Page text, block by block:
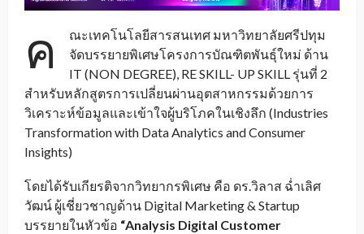
ค
ณะเทคโนโลยีสารสนเทศ มหาวิทยาลัยศรีปทุม
จัดบรรยายพิเศษโครงการบัณฑิตพันธุ์ใหม่ ด้าน
IT (NON DEGREE), RE SKILL- UP SKILL รุ่นที่ 2
สำหรับหลักสูตรการเปลี่ยนผ่านอุตสาหกรรมด้วยการ
วิเคราะห์ข้อมูลและเข้าใจผู้บริโภคในเชิงลึก (Industries
Transformation with Data Analytics and Consumer
Insights)
โดยได้รับเกียรติจากวิทยากรพิเศษ คือ ดร.วิลาส ฉ่ำเลิศ
วัฒน์ ผู้เชี่ยวชาญด้าน Digital Marketing & Startup
บรรยายในหัวข้อ “Analysis Digital Customer